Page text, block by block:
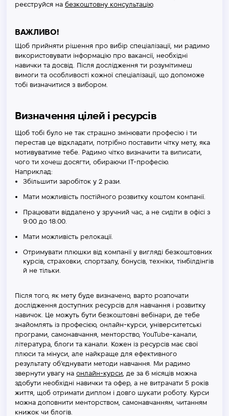
реєструйся на безкоштовну консультацію.
ВАЖЛИВО!
Щоб прийняти рішення про вибір спеціалізації, ми радимо
використовувати інформацію про вакансії, необхідні
навички та досвід. Після дослідження ти розумітимеш
вимоги та особливості кожної спеціалізації, що допоможе
тобі визначитися з вибором.
Визначення цілей і ресурсів
Щоб тобі було не так страшно змінювати професію і ти
перестав це відкладати, потрібно поставити чітку мету, яка
мотивуватиме тебе. Радимо чітко визначити та виписати,
чого ти хочеш досягти, обираючи IT-професію.
Наприклад:
Збільшити заробіток у 2 рази.
Мати можливість постійного розвитку коштом компанії.
Працювати віддалено у зручний час, а не сидіти в офісі з
9:00 до 18:00.
Мати можливість релокації.
Отримувати плюшки від компанії у вигляді безкоштовних
курсів, страховки, спортзалу, бонусів, техніки, тімбілдінгів
й не тільки.
Після того, як мету буде визначено, варто розпочати
дослідження доступних ресурсів для навчання і розвитку
навичок. Це можуть бути безкоштовні вебінари, де тебе
знайомлять із професією, онлайн-курси, університетські
програми, самонавчання, менторство, YouTube-канали,
література, блоги та канали. Кожен із ресурсів має свої
плюси та мінуси, але найкраще для ефективного
результату об’єднувати методи навчання. Ми радимо
звернути увагу на онлайн-курси , де за 6 місяців можна
здобути необхідні навички та офер, а не витрачати 5 років
життя, щоб отримати диплом і довго шукати роботу. Курси
можна доповнити менторством, самонавчанням, читанням
книжок чи блогів.